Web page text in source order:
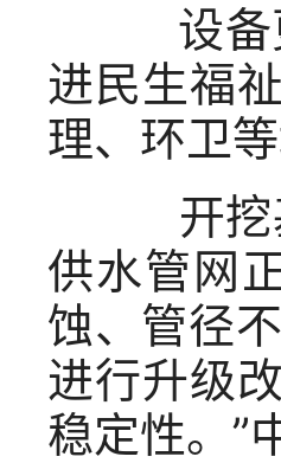
设备更
进民生福
理、环卫
开挖基
供水管网
蚀、管径
进行升级
稳定性。”